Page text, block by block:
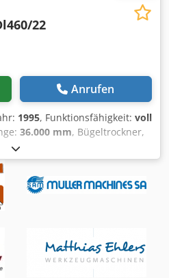
22
Anrufen
1995, Funktionsfähigkeit: voll
36.000 mm, Bügeltrockner,
22.000 mm, davon 10.000
Press-Kühlfeld, Heizmittel
Beschickungseinrichtung,
max. Furnierlänge: 4.600 mm,
36.000 mm, 11
ähnlicher Bauart